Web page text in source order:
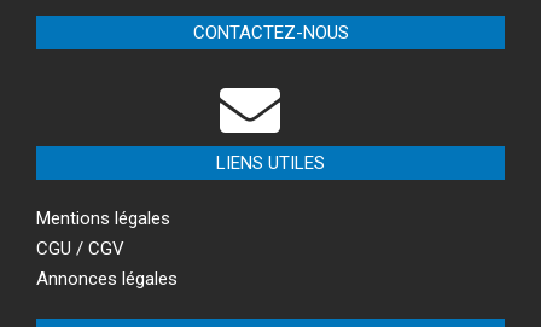
CONTACTEZ-NOUS
LIENS UTILES
Mentions légales
CGU / CGV
Annonces légales